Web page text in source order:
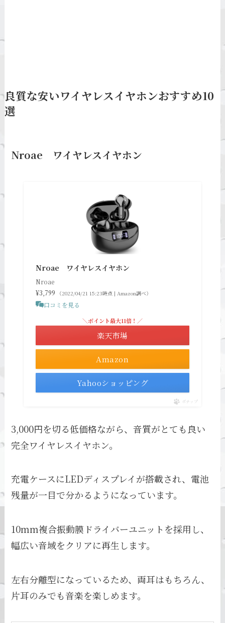
良質な安いワイヤレスイヤホンおすすめ10
選
Nroae ワイヤレスイヤホン
Nroae ワイヤレスイヤホン
Nroae
¥3,799
（2022/04/21 15:23時点 | Amazon調べ）
口コミを見る
Amazon
＼ポイント最大11倍！／
楽天市場
Yahooショッピング
ポチップ
3,000円を切る低価格ながら、音質がとても良い
完全ワイヤレスイヤホン。
充電ケースにLEDディスプレイが搭載され、電池
残量が一目で分かるようになっています。
10mm複合振動膜ドライバーユニットを採用し、
幅広い音域をクリアに再生します。
左右分離型になっているため、両耳はもちろん、
片耳のみでも音楽を楽しめます。